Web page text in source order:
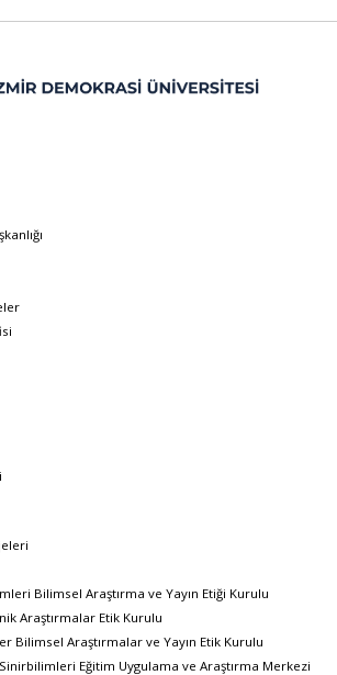
Bilimsel Araştırma ve Yayın Etiği Kurulu
Araştırmalar Etik Kurulu
Bilimsel Araştırmalar ve Yayın Etik Kurulu
Eğitim Uygulama ve Araştırma Merkezi